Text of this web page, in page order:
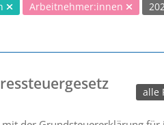
Arbeitnehmer:innen
alle